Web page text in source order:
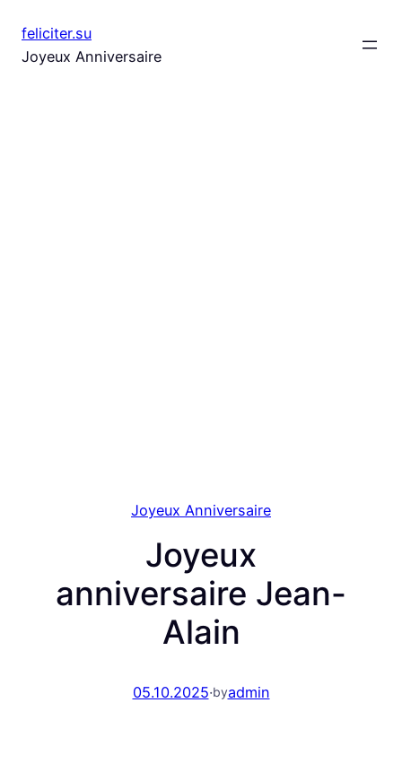
au
contenu
feliciter.su
Joyeux Anniversaire
Joyeux Anniversaire
Joyeux
anniversaire Jean-
Аlain
05.10.2025·byadmin